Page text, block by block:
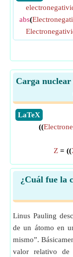
abs(
Carga
​LaTeX
((
Z = ((
¿Cuál fue la
Linus Pauling
de un átomo en
mismo”.
valor relativo de